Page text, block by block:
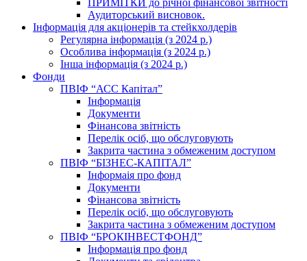
ПРИМІТКИ до річної фінансової звітності
Аудиторський висновок.
Інформація для акціонерів та стейкхолдерів
Регулярна інформація (з 2024 р.)
Особлива інформація (з 2024 р.)
Інша інформація (з 2024 р.)
Фонди
ПВІФ “АСС Капітал”
Інформація
Документи
Фінансова звітність
Перелік осіб, що обслуговують
Закрита частина з обмеженим доступом
ПВІФ “БІЗНЕС-КАПІТАЛ”
Інформаія про фонд
Документи
Фінансова звітність
Перелік осіб, що обслуговують
Закрита частина з обмеженим доступом
ПВІФ “БРОКІНВЕСТФОНД”
Інформація про фонд